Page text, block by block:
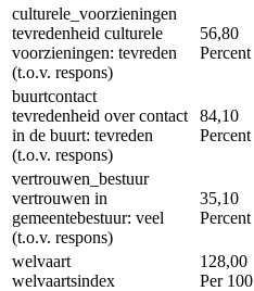
culturele_voorzieningen
tevredenheid culturele
voorzieningen: tevreden
(t.o.v. respons)
56,80
Percent
buurtcontact
tevredenheid over contact
in de buurt: tevreden
(t.o.v. respons)
84,10
Percent
vertrouwen_bestuur
vertrouwen in
gemeentebestuur: veel
(t.o.v. respons)
35,10
Percent
welvaart
welvaartsindex
128,00
Per 100